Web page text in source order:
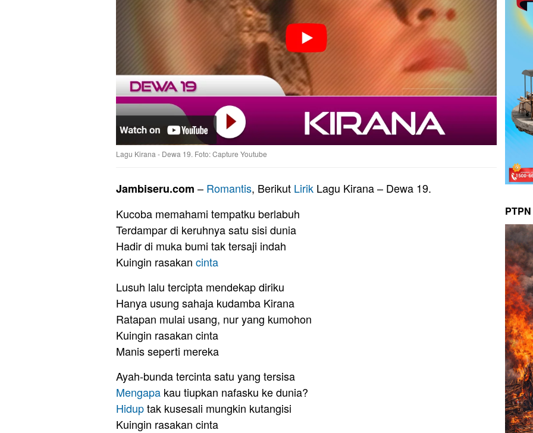
Lagu Kirana - Dewa 19. Foto: Capture Youtube
Jambiseru.com – Romantis, Berikut Lirik Lagu Kirana – Dewa 19.
Kucoba memahami tempatku berlabuh
Terdampar di keruhnya satu sisi dunia
Hadir di muka bumi tak tersaji indah
Kuingin rasakan cinta
Lusuh lalu tercipta mendekap diriku
Hanya usung sahaja kudamba Kirana
Ratapan mulai usang, nur yang kumohon
Kuingin rasakan cinta
Manis seperti mereka
Ayah-bunda tercinta satu yang tersisa
Mengapa kau tiupkan nafasku ke dunia?
Hiduptak kusesali mungkin kutangisi
Kuingin rasakan cinta